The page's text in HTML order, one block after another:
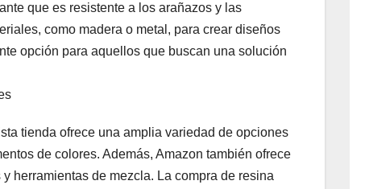
que es resistente a los arañazos y las
como madera o metal, para crear diseños
opción para aquellos que buscan una solución
tienda ofrece una amplia variedad de opciones
de colores. Además, Amazon también ofrece
herramientas de mezcla. La compra de resina